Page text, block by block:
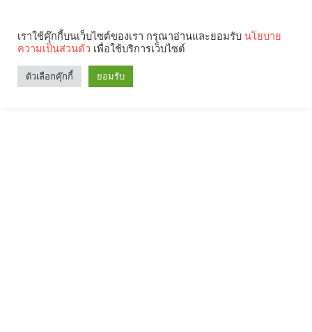
เราใช้คุ๊กกี้บนเว็บไซต์ของเรา กรุณาอ่านและยอมรับ นโยบาย
ความเป็นส่วนตัว เพื่อใช้บริการเว็บไซต์
ตัวเลือกคุ๊กกี้ ยอมรับ